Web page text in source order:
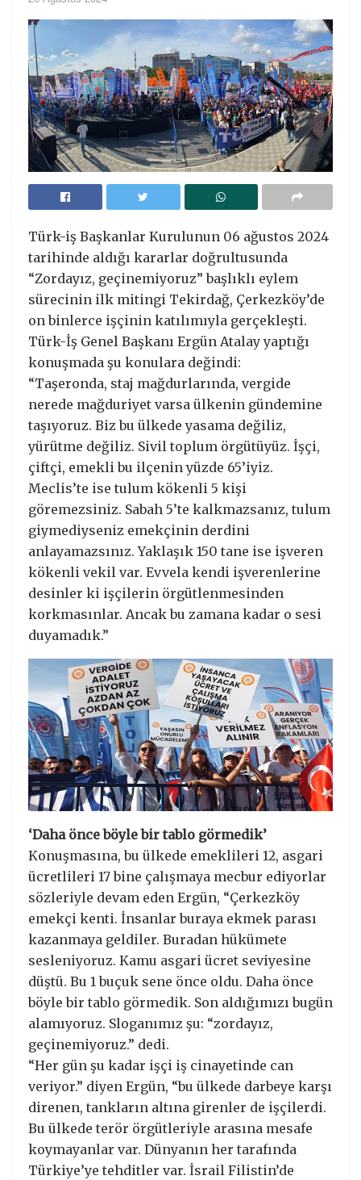
Türk-iş Başkanlar Kurulunun 06 ağustos 2024
tarihinde aldığı kararlar doğrultusunda
“Zordayız, geçinemiyoruz” başlıklı eylem
sürecinin ilk mitingi Tekirdağ, Çerkezköy’de
on binlerce işçinin katılımıyla gerçekleşti.
Türk-İş Genel Başkanı Ergün Atalay yaptığı
konuşmada şu konulara değindi:
“Taşeronda, staj mağdurlarında, vergide
nerede mağduriyet varsa ülkenin gündemine
taşıyoruz. Biz bu ülkede yasama değiliz,
yürütme değiliz. Sivil toplum örgütüyüz. İşçi,
çiftçi, emekli bu ilçenin yüzde 65’iyiz.
Meclis’te ise tulum kökenli 5 kişi
göremezsiniz. Sabah 5’te kalkmazsanız, tulum
giymediyseniz emekçinin derdini
anlayamazsınız. Yaklaşık 150 tane ise işveren
kökenli vekil var. Evvela kendi işverenlerine
desinler ki işçilerin örgütlenmesinden
korkmasınlar. Ancak bu zamana kadar o sesi
duyamadık.”
‘Daha önce böyle bir tablo görmedik’
Konuşmasına, bu ülkede emeklileri 12, asgari
ücretlileri 17 bine çalışmaya mecbur ediyorlar
sözleriyle devam eden Ergün, “Çerkezköy
emekçi kenti. İnsanlar buraya ekmek parası
kazanmaya geldiler. Buradan hükümete
sesleniyoruz. Kamu asgari ücret seviyesine
düştü. Bu 1 buçuk sene önce oldu. Daha önce
böyle bir tablo görmedik. Son aldığımızı bugün
alamıyoruz. Sloganımız şu: “zordayız,
geçinemiyoruz.” dedi.
“Her gün şu kadar işçi iş cinayetinde can
veriyor.” diyen Ergün, “bu ülkede darbeye karşı
direnen, tankların altına girenler de işçilerdi.
Bu ülkede terör örgütleriyle arasına mesafe
koymayanlar var. Dünyanın her tarafında
Türkiye’ye tehditler var. İsrail Filistin’de